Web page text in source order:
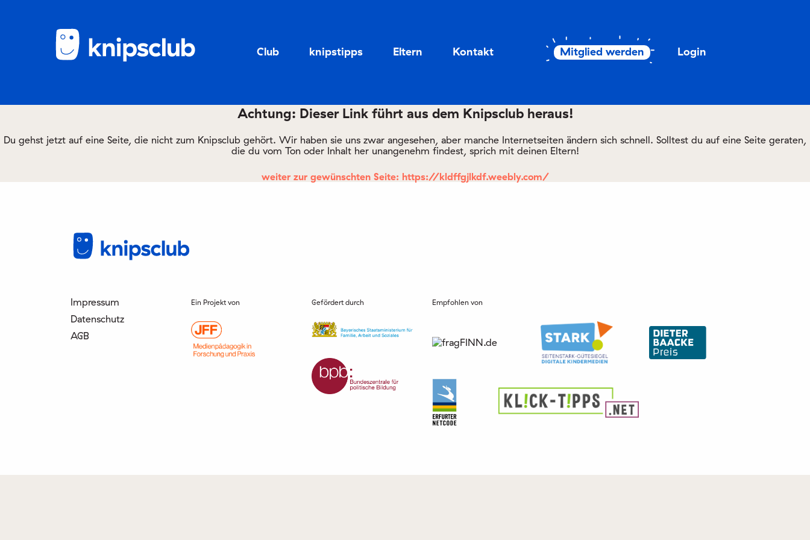
Club knipstipps Eltern Kontakt Mitglied werden Login
Achtung: Dieser Link führt aus dem Knipsclub heraus!
Du gehst jetzt auf eine Seite, die nicht zum Knipsclub gehört. Wir haben sie uns zwar angesehen, aber manche Internetseiten ändern sich schnell. Solltest du auf eine Seite geraten,
die du vom Ton oder Inhalt her unangenehm findest, sprich mit deinen Eltern!
weiter zur gewünschten Seite: https://kldffgjlkdf.weebly.com/
Impressum
Datenschutz
AGB
Ein Projekt von Gefördert durch Empfohlen von